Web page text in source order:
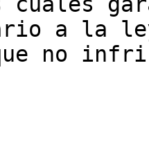
a la
no